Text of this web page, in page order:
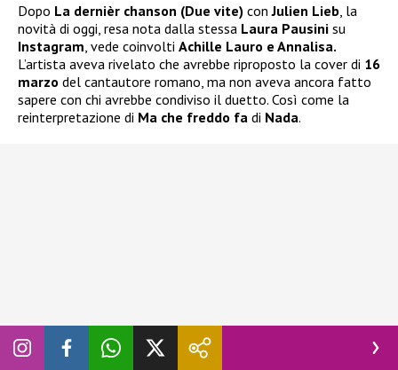
Dopo La dernièr chanson (Due vite) con Julien Lieb , la
novità di oggi, resa nota dalla stessa Laura Pausini su
Instagram , vede coinvolti Achille Lauro e Annalisa.
L’artista aveva rivelato che avrebbe riproposto la cover di 16
marzo del cantautore romano, ma non aveva ancora fatto
sapere con chi avrebbe condiviso il duetto. Così come la
reinterpretazione di Ma che freddo fa di Nada.